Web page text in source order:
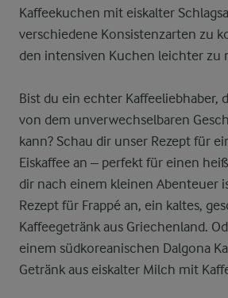
Kaffeekuchen mit eiskalter
verschiedene Konsistenzarten zu
den intensiven Kuchen leichter zu
Bist du ein echter Kaffeeliebhaber,
von dem unverwechselbaren
kann? Schau dir unser Rezept für
Eiskaffee an – perfekt für einen
dir nach einem kleinen Abenteuer
Rezept für Frappé an, ein kaltes,
Kaffeegetränk aus Griechenland.
einem südkoreanischen Dalgona
Getränk aus eiskalter Milch mit